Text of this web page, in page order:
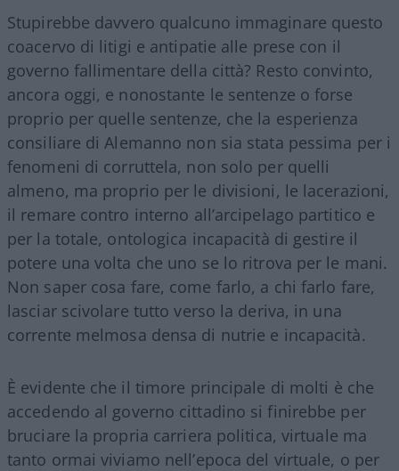
Stupirebbe davvero qualcuno immaginare questo
coacervo di litigi e antipatie alle prese con il
governo fallimentare della città? Resto convinto,
ancora oggi, e nonostante le sentenze o forse
proprio per quelle sentenze, che la esperienza
consiliare di Alemanno non sia stata pessima per i
fenomeni di corruttela, non solo per quelli
almeno, ma proprio per le divisioni, le lacerazioni,
il remare contro interno all’arcipelago partitico e
per la totale, ontologica incapacità di gestire il
potere una volta che uno se lo ritrova per le mani.
Non saper cosa fare, come farlo, a chi farlo fare,
lasciar scivolare tutto verso la deriva, in una
corrente melmosa densa di nutrie e incapacità.
È evidente che il timore principale di molti è che
accedendo al governo cittadino si finirebbe per
bruciare la propria carriera politica, virtuale ma
tanto ormai viviamo nell’epoca del virtuale, o per